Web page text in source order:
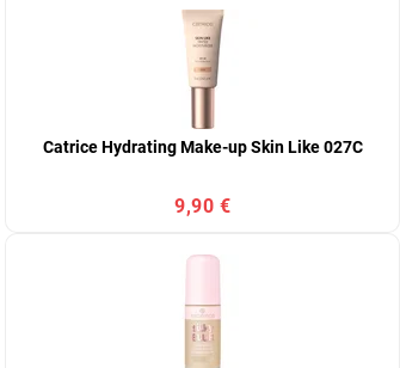
Catrice Hydrating Make-up Skin Like 027C
9,90 €